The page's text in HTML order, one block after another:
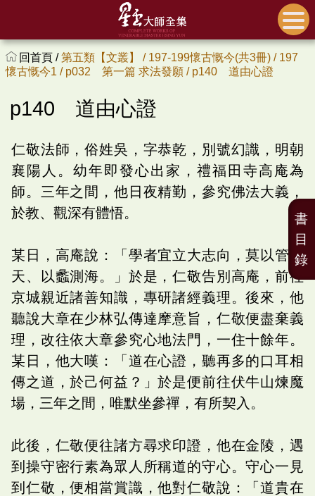
回首頁 /第五類【文叢】 / 197-199懷古慨今(共3冊) / 197
懷古慨今1 / p032 第一篇 求法發願 / p140 道由心證
p140 道由心證
仁敬法師，俗姓吳，字恭乾，別號幻識，明朝
襄陽人。幼年即發心出家，禮福田寺高庵為
師。三年之間，他日夜精勤，參究佛法大義，
於教、觀深有體悟。
某日，高庵說：「學者宜立大志向，莫以管窺
天、以蠡測海。」於是，仁敬告別高庵，前往
京城親近諸善知識，專研諸經義理。後來，他
聽說大章在少林弘傳達摩意旨，仁敬便盡棄義
理，改往依大章參究心地法門，一住十餘年。
某日，他大嘆：「道在心證，聽再多的口耳相
傳之道，於己何益？」於是便前往伏牛山煉魔
場，三年之間，唯默坐參禪，有所契入。
此後，仁敬便往諸方尋求印證，他在金陵，遇
到操守密行素為眾人所稱道的守心。守心一見
到仁敬，便相當賞識，他對仁敬說：「道貴在
書
目
錄